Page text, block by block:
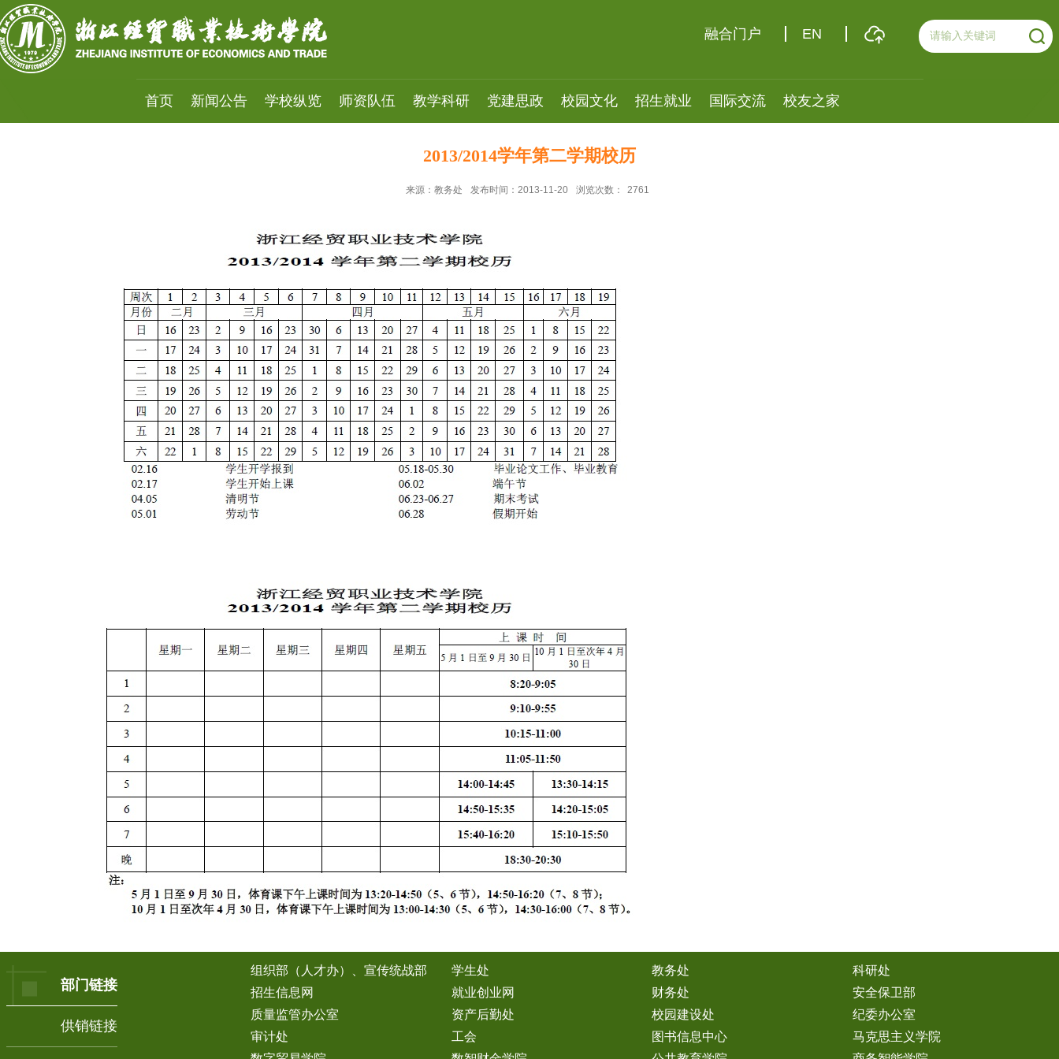
融合门户 EN
首页 新闻公告 学校纵览 师资队伍 教学科研 党建思政 校园文化 招生就业 国际交流 校友之家
2013/2014学年第二学期校历
来源：教务处 发布时间：2013-11-20 浏览次数： 2761
部门链接
供销链接
组织部（人才办）、宣传统战部 学生处 教务处
科研处
招生信息网
就业创业网 财务处
安全保卫部
质量监管办公室
资产后勤处 校园建设处
纪委办公室
审计处
工会 图书信息中心
马克思主义学院